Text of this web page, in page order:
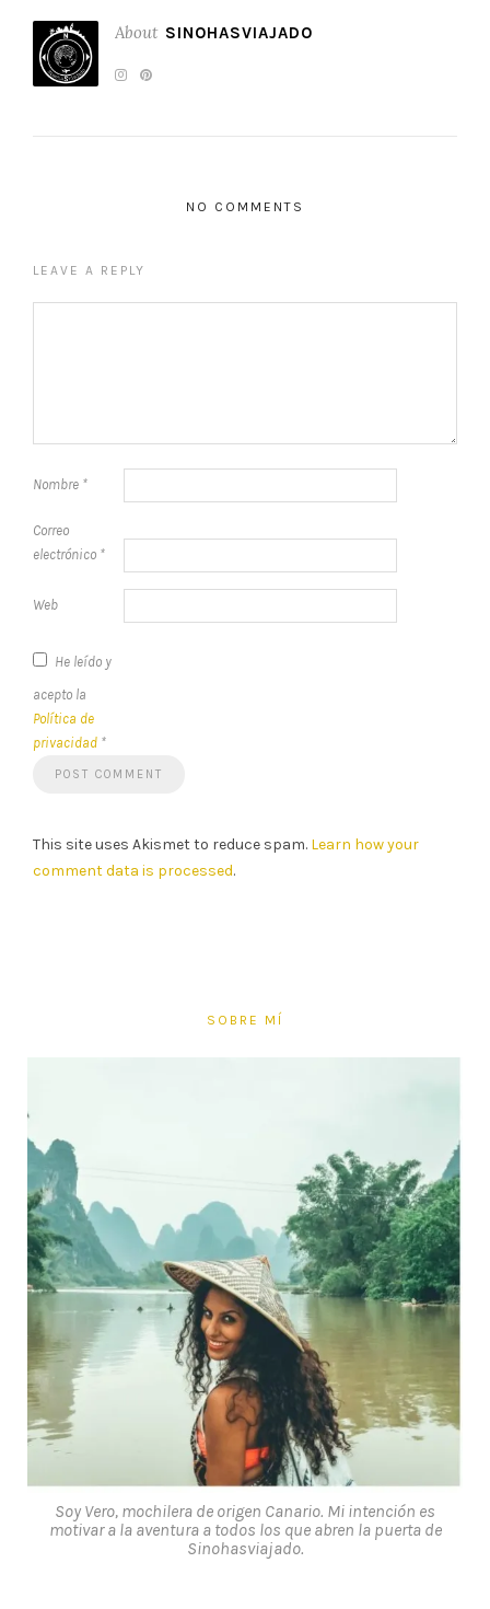
About SINOHASVIAJADO
NO COMMENTS
LEAVE A REPLY
Nombre *
Correo
electrónico *
Web
He leído y
acepto la
Política de
privacidad *
This site uses Akismet to reduce spam. Learn how your
comment data is processed.
SOBRE MÍ
Soy Vero, mochilera de origen Canario. Mi intención es
motivar a la aventura a todos los que abren la puerta de
Sinohasviajado.